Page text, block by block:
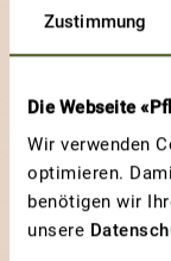
Zustimmung
Die Webseite
Wir verwenden
optimieren.
benötigen wir
unsere